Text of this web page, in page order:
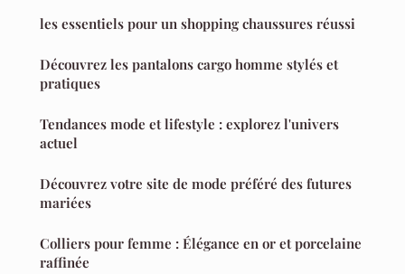
les essentiels pour un shopping chaussures réussi
Découvrez les pantalons cargo homme stylés et
pratiques
Tendances mode et lifestyle : explorez l'univers
actuel
Découvrez votre site de mode préféré des futures
mariées
Colliers pour femme : Élégance en or et porcelaine
raffinée